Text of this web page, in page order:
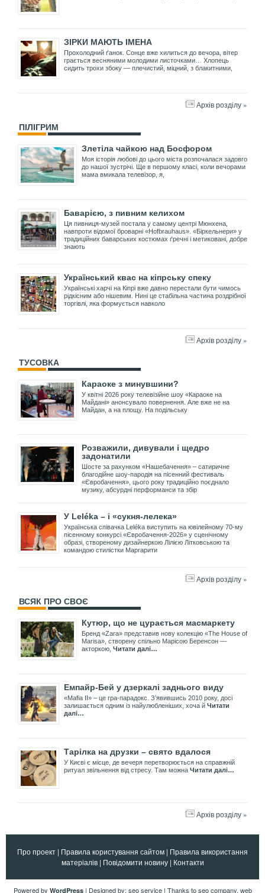
ЗІРКИ МАЮТЬ ІМЕНА
Прохолодний ґанок. Сонце вже хилиться до вечора, вітер
грається весняними молодими листочками… Хлопець
сидить трохи збоку — плечистий, міцний, з блакитними,
Архів розділу »
ПІЛІГРИМ
Злетіла чайкою над Босфором
Моя історія любові до цього міста розпочалася задовго
до нашої зустрічі. Ще в першому класі, коли вечорами
мама вмикала телевізор, я,
Баварією, з пивним келихом
Ця пивниця-музей постала у самому центрі Мюнхена,
навпроти відомої броварні «Hofbrauhaus». «Біркельнери» у
традиційних баварських костюмах ґречні і метиковані, добре
знають
Український квас на кіпрську спеку
Українські харчі на Кіпрі вже давно перестали бути чимось
рідкісним або нішевим. Нині це стабільна частина роздрібної
торгівлі, яка формується навколо
Архів розділу »
ТУСОВКА
Караоке з минувшини?
У квітні 2026 року телевізійне шоу «Караоке на
Майдані» анонсувало повернення. Але вже не на
Майдан, а на площу. На подільську
Розважили, дивували і щедро
задонатили
Шосте за рахунком «Нашебачення» – сатиричне
благодійне шоу-пародія на пісенний фестиваль
«Євробачення», цього року традиційно поєднало
музику, абсурдні перформанси та збір
У Leléka – і «сукня-лелека»
Українська співачка Leléka виступить на ювілейному 70-му
пісенному конкурсі «Євробачення-2026» у сценічному
образі, створеному дизайнеркою Лілією Літковською та
командою стилістки Маргарити
Архів розділу »
ВСЯК ПРО СВОЄ
Кутюр, що не цурається масмаркету
Бренд «Zara» представив нову колекцію «The House of
Marisa», створену спільно Марісою Беренсон —
акторкою, Читати далі…
Емпайр-Бей у дзеркалі заднього виду
«Mafia II» – це гра-парадокс. З’явившись 2010 року, досі
залишається одним із найулюбленіших, хоча й Читати
далі…
Тарілка на друзки – свято вдалося
У Києві є місце, де вечеря перетворюється на справжній
ритуал звільнення від стресу. Там можна Читати далі…
Архів розділу »
Про проект | Правила користування сайтом | Правила використання
матеріалів| Повідомити новину| Контакти
Powered by WordPress| Designed by: seo service| Thanks toseo company, web